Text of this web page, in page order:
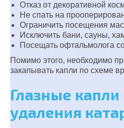
Отказ от декоративной
Не спать на
Ограничить посещения
Исключить бани, сауны,
Посещать офтальмолога
Помимо этого, необходимо
закапывать капли по схеме
Глазные капли
удаления